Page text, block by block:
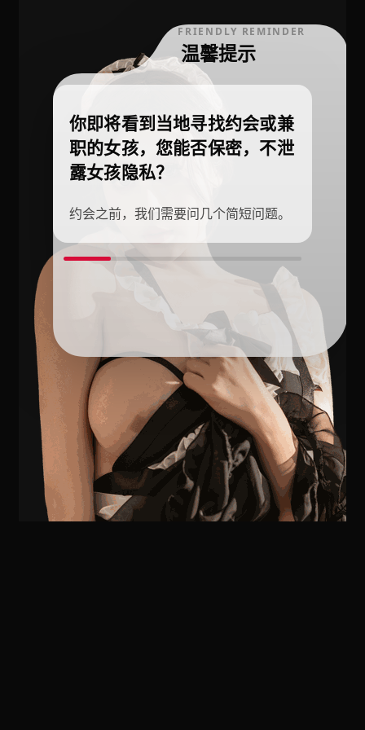
FRIENDLY REMINDER
温馨提示
你即将看到当地寻找约会或兼
职的女孩，您能否保密，不泄
露女孩隐私？
约会之前，我们需要问几个简短问题。